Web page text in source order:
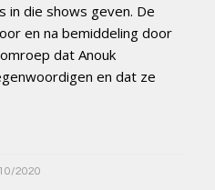
in die shows geven. De
en na bemiddeling door
dat Anouk
en dat ze
2020